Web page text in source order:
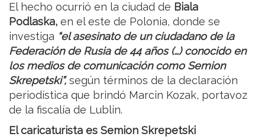
El hecho ocurrió en la ciudad de Biala
Podlaska, en el este de Polonia, donde se
investiga “el asesinato de un ciudadano de la
Federación de Rusia de 44 años (…) conocido en
los medios de comunicación como Semion
Skrepetski”,según términos de la declaración
periodística que brindó Marcin Kozak, portavoz
de la fiscalía de Lublin.
El caricaturista es Semion Skrepetski